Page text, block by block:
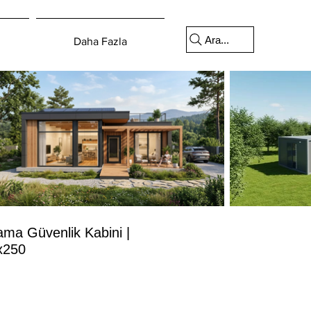
Daha Fazla Ara...
Güvenlik Kabini |